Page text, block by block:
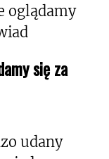
się za